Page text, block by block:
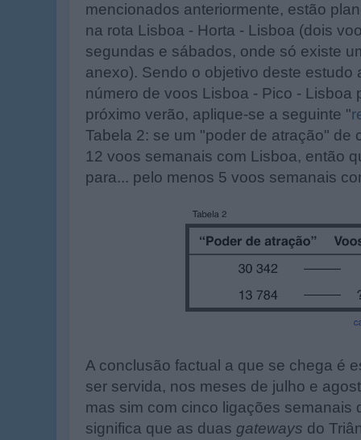
mencionados anteriormente, estão
na rota Lisboa - Horta - Lisboa (dois
segundas e sábados, onde só existe
anexo). Sendo o objetivo deste estudo
número de voos Lisboa - Pico - Lisboa
próximo verão, aplique-se a seguinte "
Tabela 2: se um "poder de atração" de
12 voos semanais com Lisboa, então
para... pelo menos 5 voos semanais
A conclusão factual a que se chega é
ser servida, nos meses de julho e
mas sim com cinco ligações semanais
significa que as duas gateways do